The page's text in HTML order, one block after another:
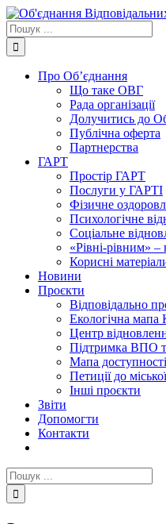
Skip
to
content
Пошук
...
Про Об’єднання
Що таке ОВГ
Рада організації
Долучитись до
Публічна оферта
Партнерства
ГАРТ
Простір ГАРТ
Послуги у ГАРТІ
Фізичне
Психологічне
Соціальне
«Рівні-рівним» –
Корисні
Новини
Проєкти
Відповідально
Екологічна мапа
Центр
Підтримка ВПО
Мапа
Петиції до
Інші проєкти
Звіти
Допомогти
Контакти
Пошук
...